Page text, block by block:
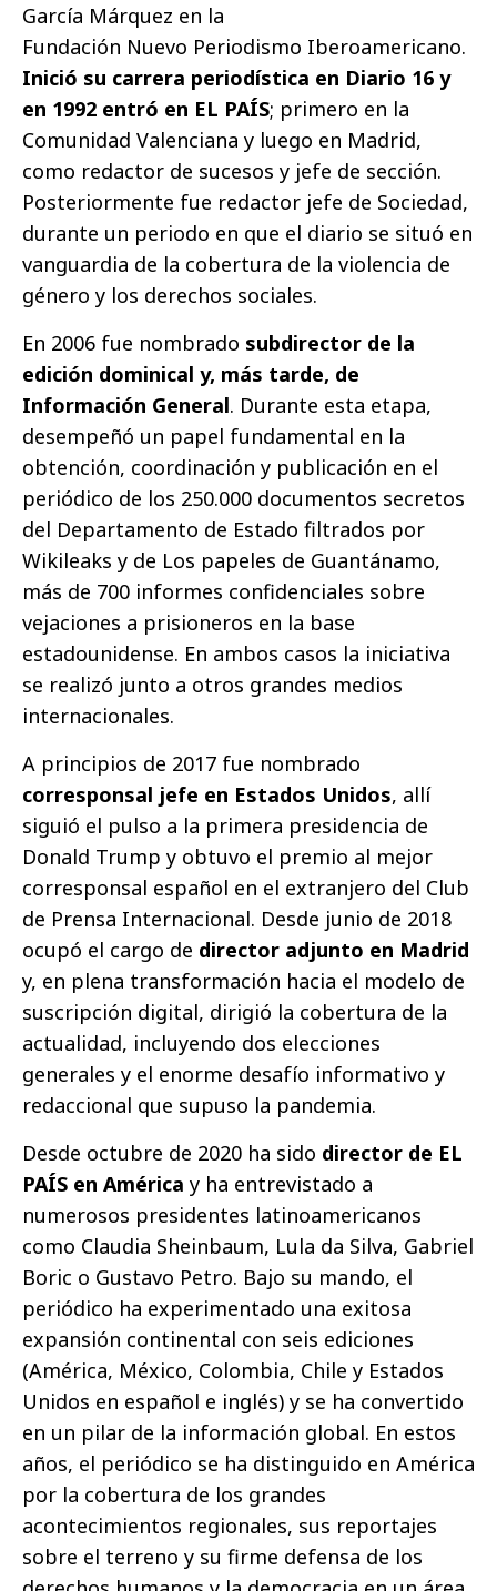
García Márquez en la
Fundación Nuevo Periodismo Iberoamericano.
Inició su carrera periodística en Diario 16 y
en 1992 entró en EL PAÍS; primero en la
Comunidad Valenciana y luego en Madrid,
como redactor de sucesos y jefe de sección.
Posteriormente fue redactor jefe de Sociedad,
durante un periodo en que el diario se situó en
vanguardia de la cobertura de la violencia de
género y los derechos sociales.
En 2006 fue nombrado subdirector de la
edición dominical y, más tarde, de
Información General. Durante esta etapa,
desempeñó un papel fundamental en la
obtención, coordinación y publicación en el
periódico de los 250.000 documentos secretos
del Departamento de Estado filtrados por
Wikileaks y de Los papeles de Guantánamo,
más de 700 informes confidenciales sobre
vejaciones a prisioneros en la base
estadounidense. En ambos casos la iniciativa
se realizó junto a otros grandes medios
internacionales.
A principios de 2017 fue nombrado
corresponsal jefe en Estados Unidos, allí
siguió el pulso a la primera presidencia de
Donald Trump y obtuvo el premio al mejor
corresponsal español en el extranjero del Club
de Prensa Internacional. Desde junio de 2018
ocupó el cargo de director adjunto en Madrid
y, en plena transformación hacia el modelo de
suscripción digital, dirigió la cobertura de la
actualidad, incluyendo dos elecciones
generales y el enorme desafío informativo y
redaccional que supuso la pandemia.
Desde octubre de 2020 ha sido director de EL
PAÍS en América y ha entrevistado a
numerosos presidentes latinoamericanos
como Claudia Sheinbaum, Lula da Silva, Gabriel
Boric o Gustavo Petro. Bajo su mando, el
periódico ha experimentado una exitosa
expansión continental con seis ediciones
(América, México, Colombia, Chile y Estados
Unidos en español e inglés) y se ha convertido
en un pilar de la información global. En estos
años, el periódico se ha distinguido en América
por la cobertura de los grandes
acontecimientos regionales, sus reportajes
sobre el terreno y su firme defensa de los